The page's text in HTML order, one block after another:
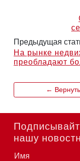
Предыдущая
На рынке
преобладают
←
нашу
Имя